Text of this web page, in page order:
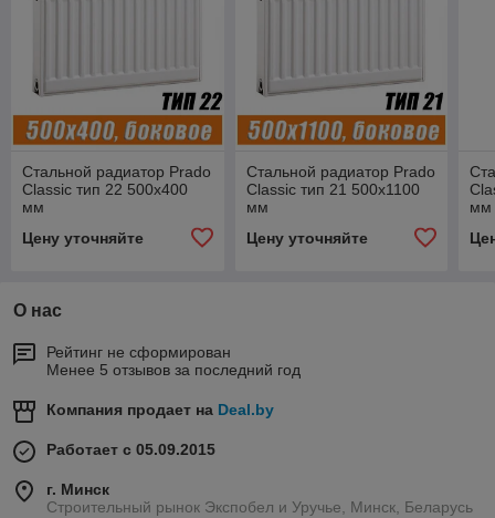
Стальной радиатор Prado
Classic тип 22 500x400
мм
Цену уточняйте
Стальной радиатор Prado
Classic тип 21 500x1100
мм
Цену уточняйте
мм
О нас
Рейтинг не сформирован
Менее 5 отзывов за последний год
Компания продает на Deal.by
Работает с 05.09.2015
г. Минск
Строительный рынок Экспобел и Уручье, Минск, Беларусь